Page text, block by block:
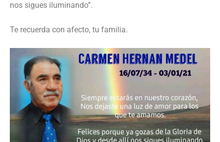
nos sigues iluminando”.
Te recuerda con afecto, tu familia.